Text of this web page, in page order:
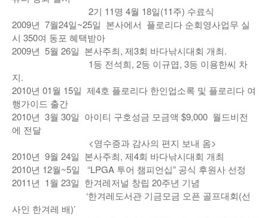
2기 11명 4월 18일(11주) 수료식
2009년 7월24일~25일 본사에서 플로리다 순회영사업무 실
시 350여 동포 혜택받아
2009년 5월 26일 본사주최, 제3회 바다낚시대회 개최.
1등 전석희, 2등 이규엽, 3등 이용한씨 차
지.
2010년 01월 15일 제4호 플로리다 한인업소록 및 플로리다 여
행가이드 출간
2010년 3월 30일 아이티 구호성금 모금액 $9,000 월드비전
에 전달
<영수증과 감사의 편지 보내 옴>
2010년 9월 24일 본사주최, 제4회 바다낚시대회 개최
2010년 12월~5일 “LPGA 투어 챔피언십” 공식 후원사 선정
2011년 1월 23일 한겨레저널 창립 20주년 기념
‘한겨레도서관 기금모금 오픈 골프대회(선
사인 한겨레 배)’